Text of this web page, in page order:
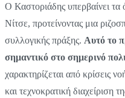
Ο Καστοριάδης υπερβαίνει
Νίτσε, προτείνοντας μια
συλλογικής πράξης. Αυτό το
σημαντικό στο σημερινό
χαρακτηρίζεται από κρίσεις
και τεχνοκρατική διαχείριση